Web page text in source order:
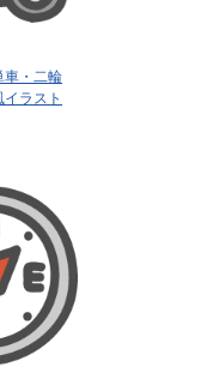
車・二輪
ラスト